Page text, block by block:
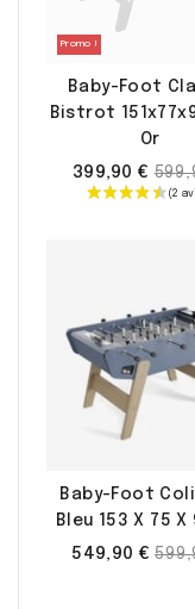
Promo !
Baby-Foot
Bistrot
Or
399,90 € Prix
de
Baby-Foot
Bleu 153 X 75 X
549,90 € Prix